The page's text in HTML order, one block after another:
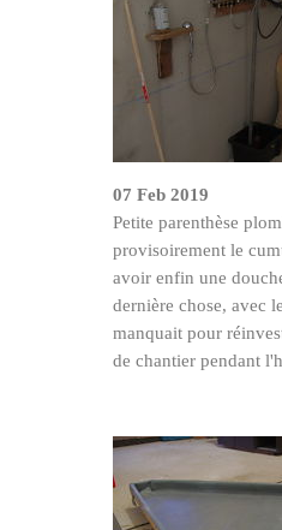
07 Feb 2019
Petite parenthèse
provisoirement le
avoir enfin une
dernière chose, avec
manquait pour
de chantier pendant